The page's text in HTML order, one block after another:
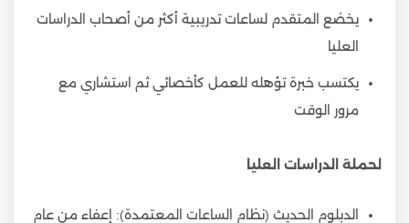
يخضع المتقدم لساعات تدريبية أكثر من أصحاب الدراسات
العليا
يكتسب خبرة تؤهله للعمل كأخصائي ثم استشاري مع
مرور الوقت
لحملة الدراسات العليا
الدبلوم الحديث (نظام الساعات المعتمدة): إعفاء من عام